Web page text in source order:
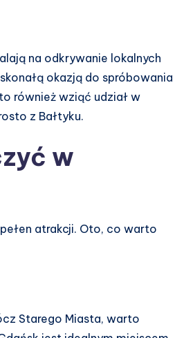
na odkrywanie lokalnych
okazją do spróbowania
również wziąć udział w
z Bałtyku.
w
atrakcji. Oto, co warto
Starego Miasta, warto